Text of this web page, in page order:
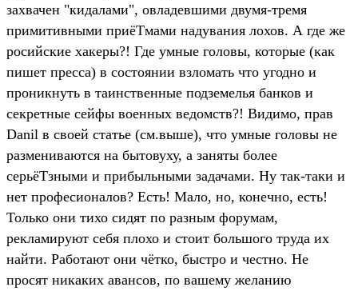
захвачен "кидалами", овладевшими двумя-тремя
примитивными приёTмами надувания лохов. А где же
росийские хакеры?! Где умные головы, которые (как
пишет пресса) в состоянии взломать что угодно и
проникнуть в таинственные подземелья банков и
секретные сейфы военных ведомств?! Видимо, прав
Danil в своей статье (см.выше), что умные головы не
размениваются на бытовуху, а заняты более
серьёTзными и прибыльными задачами. Ну так-таки и
нет професионалов? Есть! Мало, но, конечно, есть!
Только они тихо сидят по разным форумам,
рекламируют себя плохо и стоит большого труда их
найти. Работают они чётко, быстро и честно. Не
просят никаких авансов, по вашему желанию